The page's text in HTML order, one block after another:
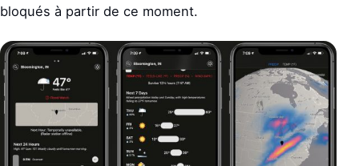
bloqués à partir de ce moment.